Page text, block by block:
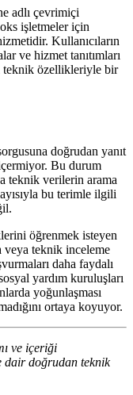
adlı çevrimiçi
işletmeler için
Kullanıcıların
ve hizmet tanıtımları
teknik özellikleriyle bir
doğrudan yanıt
Bu durum
teknik verilerin arama
bu terimle ilgili
öğrenmek isteyen
veya teknik inceleme
daha faydalı
yardım kuruluşları
yoğunlaşması
ortaya koyuyor.
ve içeriği
dair doğrudan teknik